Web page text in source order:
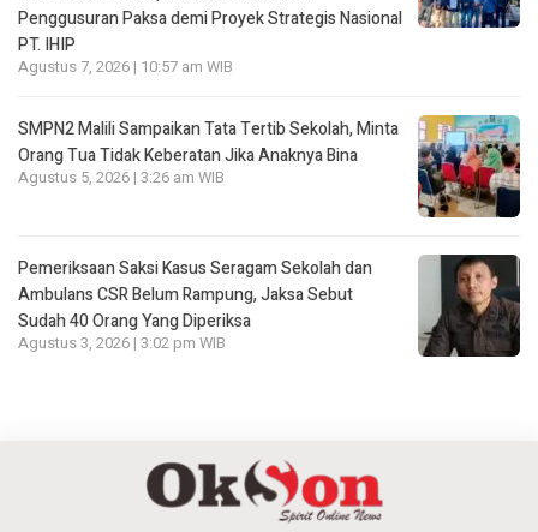
Penggusuran Paksa demi Proyek Strategis Nasional
PT. IHIP
Agustus 7, 2026 | 10:57 am WIB
SMPN2 Malili Sampaikan Tata Tertib Sekolah, Minta
Orang Tua Tidak Keberatan Jika Anaknya Bina
Agustus 5, 2026 | 3:26 am WIB
Pemeriksaan Saksi Kasus Seragam Sekolah dan
Ambulans CSR Belum Rampung, Jaksa Sebut
Sudah 40 Orang Yang Diperiksa
Agustus 3, 2026 | 3:02 pm WIB